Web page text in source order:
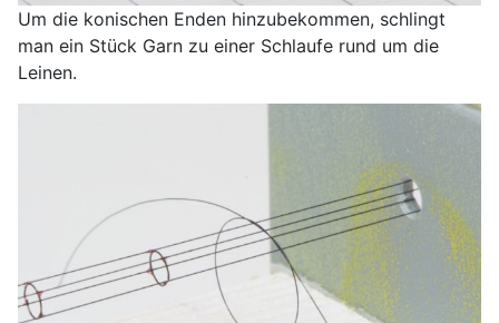
Um die konischen Enden hinzubekommen, schlingt
man ein Stück Garn zu einer Schlaufe rund um die
Leinen.